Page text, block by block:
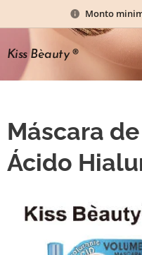
Monto
Kiss Bèauty®
Máscara
Ácido